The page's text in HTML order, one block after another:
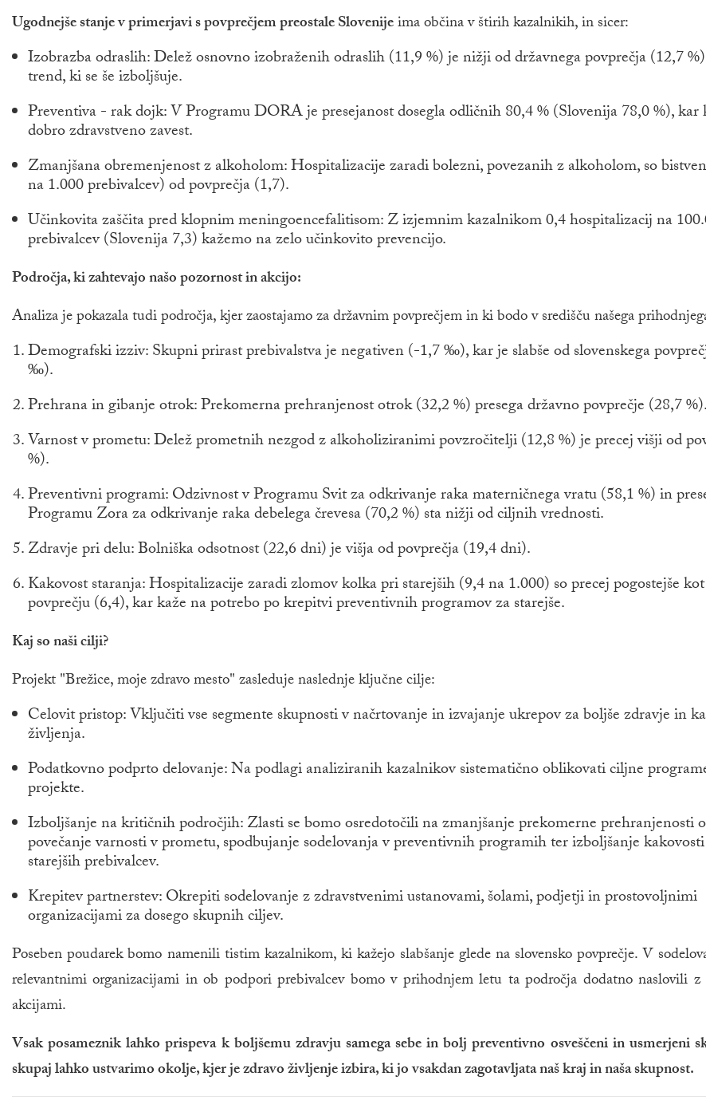
Ugodnejše stanje v primerjavi s povprečjem preostale Slovenijeima občina v štirih kazalnikih, in sicer:
Izobrazba odraslih: Delež osnovno izobraženih odraslih (11,9 %) je nižji od državnega povprečja (12,7
trend, ki se še izboljšuje.
Preventiva - rak dojk: V Programu DORA je presejanost dosegla odličnih 80,4 % (Slovenija 78,0 %), kar
dobro zdravstveno zavest.
Zmanjšana obremenjenost z alkoholom: Hospitalizacije zaradi bolezni, povezanih z alkoholom, so
na 1.000 prebivalcev) od povprečja (1,7).
Učinkovita zaščita pred klopnim meningoencefalitisom: Z izjemnim kazalnikom 0,4 hospitalizacij na
prebivalcev (Slovenija 7,3) kažemo na zelo učinkovito prevencijo.
Področja, ki zahtevajo našo pozornost in akcijo:
Analiza je pokazala tudi področja, kjer zaostajamo za državnim povprečjem in ki bodo v središču našega
Demografski izziv: Skupni prirast prebivalstva je negativen (-1,7 ‰), kar je slabše od slovenskega
‰).
Prehrana in gibanje otrok: Prekomerna prehranjenost otrok (32,2 %) presega državno povprečje (28,7 %).
Varnost v prometu: Delež prometnih nezgod z alkoholiziranimi povzročitelji (12,8 %) je precej višji od
%).
Preventivni programi: Odzivnost v Programu Svit za odkrivanje raka materničnega vratu (58,1 %) in
Programu Zora za odkrivanje raka debelega črevesa (70,2 %) sta nižji od ciljnih vrednosti.
Zdravje pri delu: Bolniška odsotnost (22,6 dni) je višja od povprečja (19,4 dni).
Kakovost staranja: Hospitalizacije zaradi zlomov kolka pri starejših (9,4 na 1.000) so precej pogostejše
povprečju (6,4), kar kaže na potrebo po krepitvi preventivnih programov za starejše.
Kaj so naši cilji?
Projekt "Brežice, moje zdravo mesto" zasleduje naslednje ključne cilje:
Celovit pristop: Vključiti vse segmente skupnosti v načrtovanje in izvajanje ukrepov za boljše zdravje in
življenja.
Podatkovno podprto delovanje: Na podlagi analiziranih kazalnikov sistematično oblikovati ciljne
projekte.
Izboljšanje na kritičnih področjih: Zlasti se bomo osredotočili na zmanjšanje prekomerne prehranjenosti
povečanje varnosti v prometu, spodbujanje sodelovanja v preventivnih programih ter izboljšanje
starejših prebivalcev.
Krepitev partnerstev: Okrepiti sodelovanje z zdravstvenimi ustanovami, šolami, podjetji in prostovoljnimi
organizacijami za dosego skupnih ciljev.
Poseben poudarek bomo namenili tistim kazalnikom, ki kažejo slabšanje glede na slovensko povprečje. V
relevantnimi organizacijami in ob podpori prebivalcev bomo v prihodnjem letu ta področja dodatno naslovili
akcijami.
Vsak posameznik lahko prispeva k boljšemu zdravju samega sebe in bolj preventivno osveščeni in usmerjeni
skupaj lahko ustvarimo okolje, kjer je zdravo življenje izbira, ki jo vsakdan zagotavljata naš kraj in naša skupnost.